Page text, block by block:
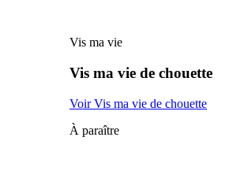
Vis ma vie
Vis ma vie de chouette
Voir Vis ma vie de chouette
À paraître